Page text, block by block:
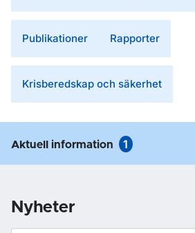
Publikationer Rapporter
Krisberedskap och säkerhet
Aktuell information 1
Nyheter